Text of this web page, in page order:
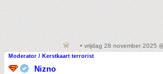
• vrijdag 28 november 2025
Moderator / Kerstkaart terrorist
Nizno